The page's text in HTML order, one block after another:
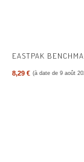
EASTPAK
8,29 € (à date de 9 août